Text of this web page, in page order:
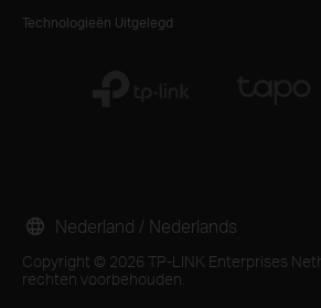
Technologieën Uitgelegd
Copyright © 2026 TP-LINK Enterprises
rechten voorbehouden.
Nederland / Nederlands